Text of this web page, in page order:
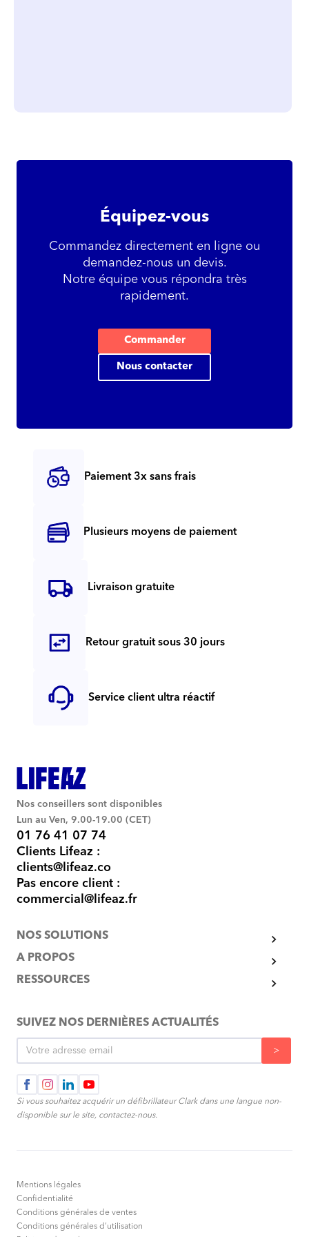
Équipez-vous
Commandez directement en ligne ou
demandez-nous un devis.
Notre équipe vous répondra très
rapidement.
Commander
Nous contacter
Paiement 3x sans frais
Plusieurs moyens de paiement
Livraison gratuite
Retour gratuit sous 30 jours
Service client ultra réactif
Nos conseillers sont disponibles
Lun au Ven, 9.00-19.00 (CET)
01 76 41 07 74
Clients Lifeaz :
clients@lifeaz.co
Pas encore client :
commercial@lifeaz.fr
NOS SOLUTIONS
A PROPOS
RESSOURCES
SUIVEZ NOS DERNIÈRES ACTUALITÉS
Si vous souhaitez acquérir un défibrillateur Clark dans une langue non-
disponible sur le site, contactez-nous.
Mentions légales
Confidentialité
Conditions générales de ventes
Conditions générales d’utilisation